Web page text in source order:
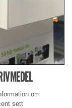
om
sett